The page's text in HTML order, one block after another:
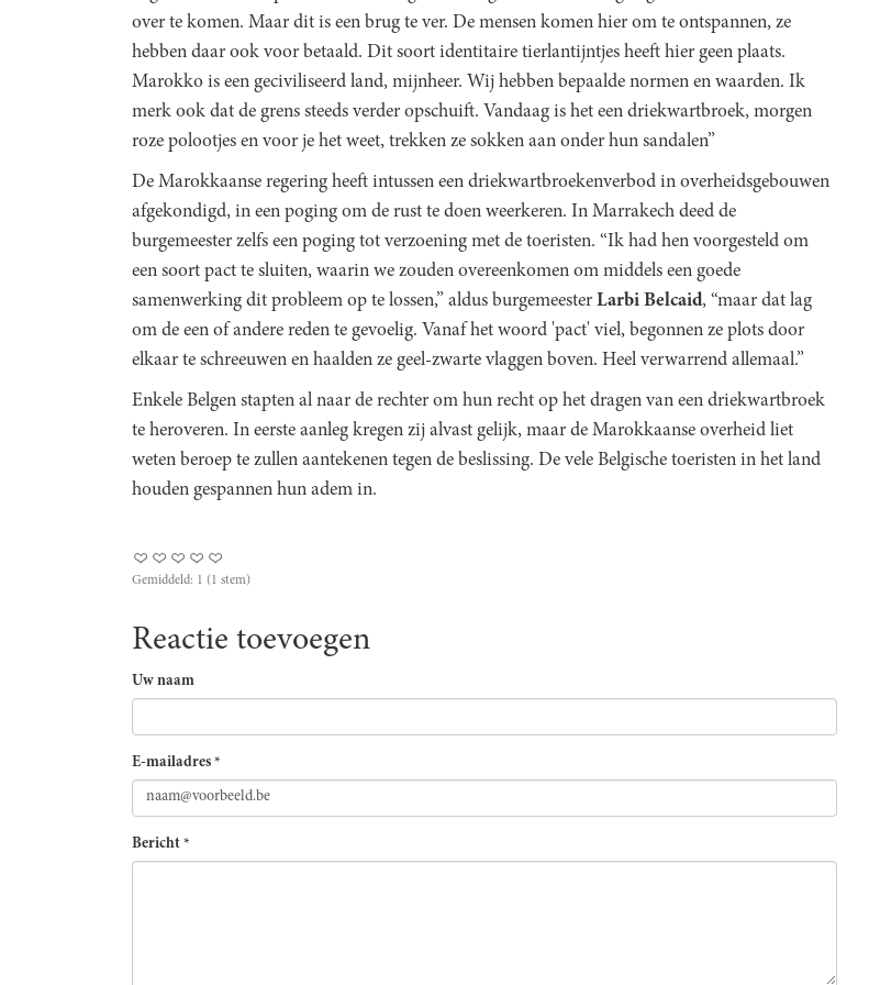
over te komen. Maar dit is een brug te ver. De mensen komen hier om te ontspannen, ze
hebben daar ook voor betaald. Dit soort identitaire tierlantijntjes heeft hier geen plaats.
Marokko is een geciviliseerd land, mijnheer. Wij hebben bepaalde normen en waarden. Ik
merk ook dat de grens steeds verder opschuift. Vandaag is het een driekwartbroek, morgen
roze polootjes en voor je het weet, trekken ze sokken aan onder hun sandalen”
De Marokkaanse regering heeft intussen een driekwartbroekenverbod in overheidsgebouwen
afgekondigd, in een poging om de rust te doen weerkeren. In Marrakech deed de
burgemeester zelfs een poging tot verzoening met de toeristen. “Ik had hen voorgesteld om
een soort pact te sluiten, waarin we zouden overeenkomen om middels een goede
samenwerking dit probleem op te lossen,” aldus burgemeester Larbi Belcaid, “maar dat lag
om de een of andere reden te gevoelig. Vanaf het woord 'pact' viel, begonnen ze plots door
elkaar te schreeuwen en haalden ze geel-zwarte vlaggen boven. Heel verwarrend allemaal.”
Enkele Belgen stapten al naar de rechter om hun recht op het dragen van een driekwartbroek
te heroveren. In eerste aanleg kregen zij alvast gelijk, maar de Marokkaanse overheid liet
weten beroep te zullen aantekenen tegen de beslissing. De vele Belgische toeristen in het land
houden gespannen hun adem in.
Gemiddeld: 1 (1 stem)
Reactie toevoegen
Uw naam
E-mailadres *
Bericht *